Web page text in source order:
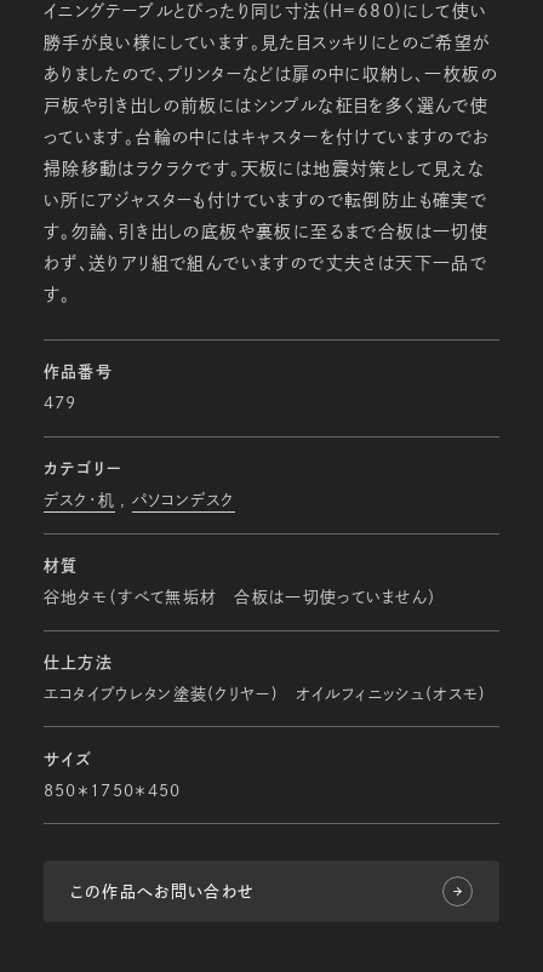
イニングテーブルとぴったり同じ寸法(H=680)にして使い
勝手が良い様にしています。見た目スッキリにとのご希望が
ありましたので、プリンターなどは扉の中に収納し、一枚板の
戸板や引き出しの前板にはシンプルな柾目を多く選んで使
っています。台輪の中にはキャスターを付けていますのでお
掃除移動はラクラクです。天板には地震対策として見えな
い所にアジャスターも付けていますので転倒防止も確実で
す。勿論、引き出しの底板や裏板に至るまで合板は一切使
わず、送りアリ組で組んでいますので丈夫さは天下一品で
す。
作品番号
479
カテゴリー
デスク・机 パソコンデスク
材質
谷地タモ（すべて無垢材 合板は一切使っていません）
仕上方法
エコタイプウレタン塗装(クリヤー) オイルフィニッシュ(オスモ)
サイズ
850＊1750＊450
この作品へお問い合わせ